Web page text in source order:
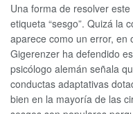
Una forma de resolver
etiqueta “sesgo”. Quizá la
aparece como un error, en
Gigerenzer ha defendido
psicólogo alemán señala
conductas adaptativas
bien en la mayoría de las